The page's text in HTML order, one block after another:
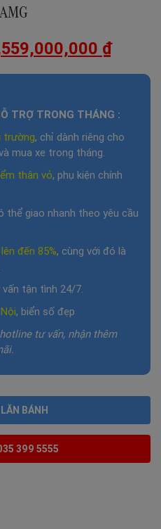
₫
TRỢ TRONG THÁNG :
trường, chỉ dành riêng cho
mua xe trong tháng.
thân vỏ, phụ kiện chính
thể giao nhanh theo yêu cầu
đến 85%, cùng với đó là
tận tình 24/7.
, biển số đẹp
tư vấn, nhận thêm
BÁNH
399 5555